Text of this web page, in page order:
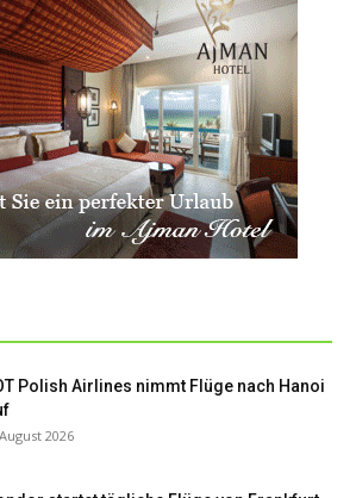
Polish Airlines nimmt Flüge nach Hanoi
2026